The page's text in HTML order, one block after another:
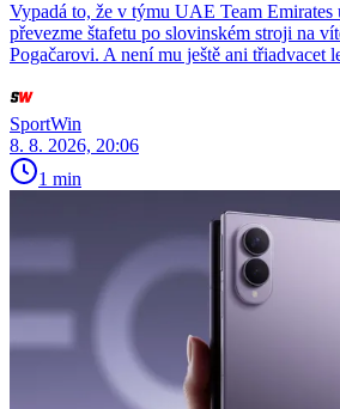
Vypadá to, že v týmu UAE Team Emirates
převezme štafetu po slovinském stroji na
Pogačarovi. A není mu ještě ani třiadvacet
SportWin
8. 8. 2026, 20:06
1 min